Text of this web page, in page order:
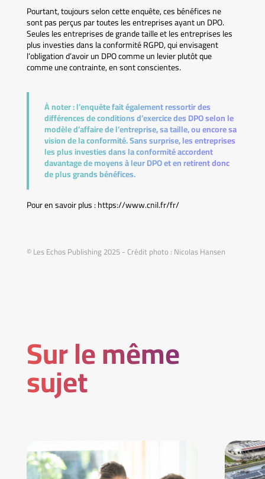
Pourtant, toujours selon cette enquête, ces bénéfices ne
sont pas perçus par toutes les entreprises ayant un DPO.
Seules les entreprises de grande taille et les entreprises les
plus investies dans la conformité RGPD, qui envisagent
l’obligation d’avoir un DPO comme un levier plutôt que
comme une contrainte, en sont conscientes.
À noter :l’enquête fait également ressortir des
différences de conditions d’exercice des DPO selon le
modèle d’affaire de l’entreprise, sa taille, ou encore sa
vision de la conformité. Sans surprise, les entreprises
les plus investies dans la conformité accordent
davantage de moyens à leur DPO et en retirent donc
de plus grands bénéfices.
Pour en savoir plus : https://www.cnil.fr/fr/
© Les Echos Publishing 2025 - Crédit photo : Nicolas Hansen
Sur le même
sujet